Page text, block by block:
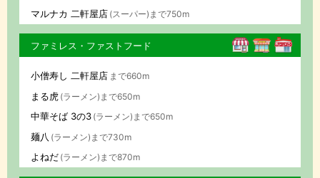
マルナカ 二軒屋店 (スーパー)まで750m
ファミレス・ファストフード
小僧寿し 二軒屋店 まで660m
まる虎 (ラーメン)まで650m
中華そば 3の3 (ラーメン)まで650m
麺八 (ラーメン)まで730m
よねだ (ラーメン)まで870m